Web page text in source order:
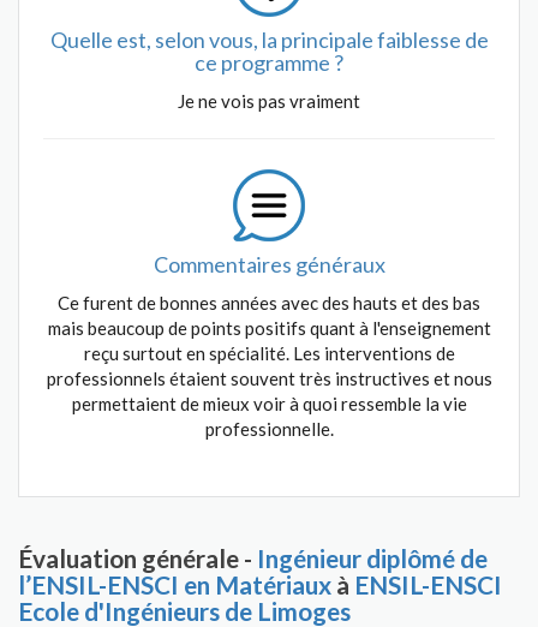
Quelle est, selon vous, la principale faiblesse de
ce programme ?
Je ne vois pas vraiment
Commentaires généraux
Ce furent de bonnes années avec des hauts et des bas
mais beaucoup de points positifs quant à l'enseignement
reçu surtout en spécialité. Les interventions de
professionnels étaient souvent très instructives et nous
permettaient de mieux voir à quoi ressemble la vie
professionnelle.
Évaluation générale - Ingénieur diplômé de
l’ENSIL-ENSCI en Matériaux à ENSIL-ENSCI
Ecole d'Ingénieurs de Limoges